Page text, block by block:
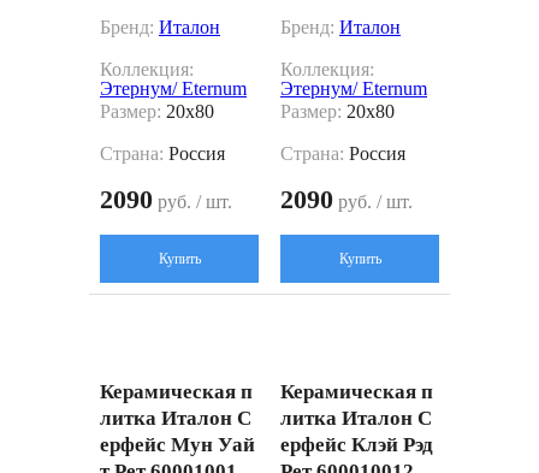
Бренд: Италон
Коллекция:
Этернум/ Eternum
Размер: 20x80
Страна: Россия
2090 руб. / шт.
Купить
Бренд: Италон
Коллекция:
Этернум/ Eternum
Размер: 20x80
Страна: Россия
2090 руб. / шт.
Купить
Керамическая п
литка Италон С
ерфейс Мун Уай
Керамическая п
литка Италон С
ерфейс Клэй Рэд